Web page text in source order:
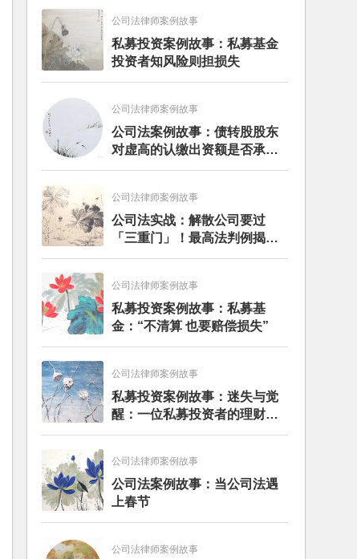
公司法律师案例故事
私募投资案例故事：私募基金
投资者知风险则担损失
公司法律师案例故事
公司法案例故事：债转股股东
对虚高的认缴出资额是否承担
补充出资责任
公司法律师案例故事
公司法实战：解散公司要过
「三重门」！最高法判例揭秘
股东散伙必知的规则
公司法律师案例故事
私募投资案例故事：私募基
金：“不清算 也要赔偿损失”
公司法律师案例故事
私募投资案例故事：迷失与觉
醒：一位私募投资者的理财之
旅
公司法律师案例故事
公司法案例故事：当公司法遇
上春节
公司法律师案例故事